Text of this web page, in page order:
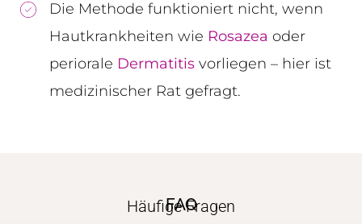
Die Methode funktioniert nicht, wenn
Hautkrankheiten wie Rosazea oder
periorale Dermatitis vorliegen – hier ist
medizinischer Rat gefragt.
FAQ
Häufige Fragen